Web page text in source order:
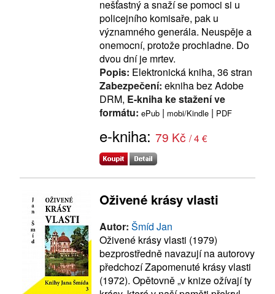
nešťastný a snaží se pomoci si u
policejního komisaře, pak u
významného generála. Neuspěje a
onemocní, protože prochladne. Do
dvou dní je mrtev.
Popis: Elektronická kniha, 36 stran
Zabezpečení: ekniha bez Adobe
DRM, E-kniha ke stažení ve
formátu: ePub | mobi/Kindle | PDF
e-kniha: 79 Kč / 4 €
Oživené krásy vlasti
Autor: Šmíd Jan
Oživené krásy vlasti (1979)
bezprostředně navazují na autorovy
předchozí Zapomenuté krásy vlasti
(1972). Opětovně „v knize ožívají ty